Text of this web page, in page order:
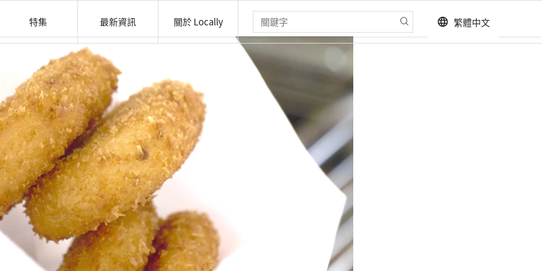
特集 最新資訊 關於 Locally language 繁體中文